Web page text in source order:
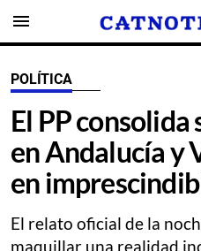
menu
POLÍTICA
El PP consolida
en Andalucía y
en
El relato oficial de la
maquillar una realidad